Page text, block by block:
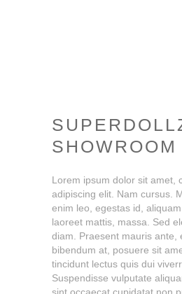
SHOWROOM
Lorem ipsum dolor sit amet,
adipiscing elit. Nam cursus.
enim leo, egestas id,
laoreet mattis, massa. Sed
diam. Praesent mauris ante,
bibendum at, posuere sit
tincidunt lectus quis dui
Suspendisse vulputate